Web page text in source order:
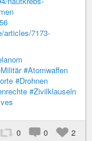
articles/7173-
#Atomwaffen
#Drohnen
#Zivilklauseln
0 0 2